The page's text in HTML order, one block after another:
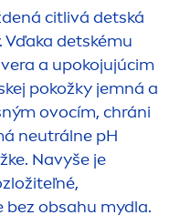
citlivá detská
detskému
a upokojujúcim
pokožky jemná a
ovocím, chráni
neutrálne pH
Navyše je
bez obsahu mydla.